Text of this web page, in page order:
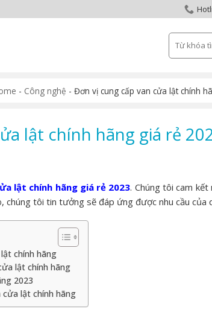
Tìm
kiếm:
- Công nghệ - Đơn vị cung cấp van cửa lật chính
lật chính hãng giá rẻ
lật chính hãng giá rẻ 2023. Chúng tôi cam
chúng tôi tin tưởng sẽ đáp ứng được nhu cầu
chính hãng
lật chính hãng
2023
lật chính hãng